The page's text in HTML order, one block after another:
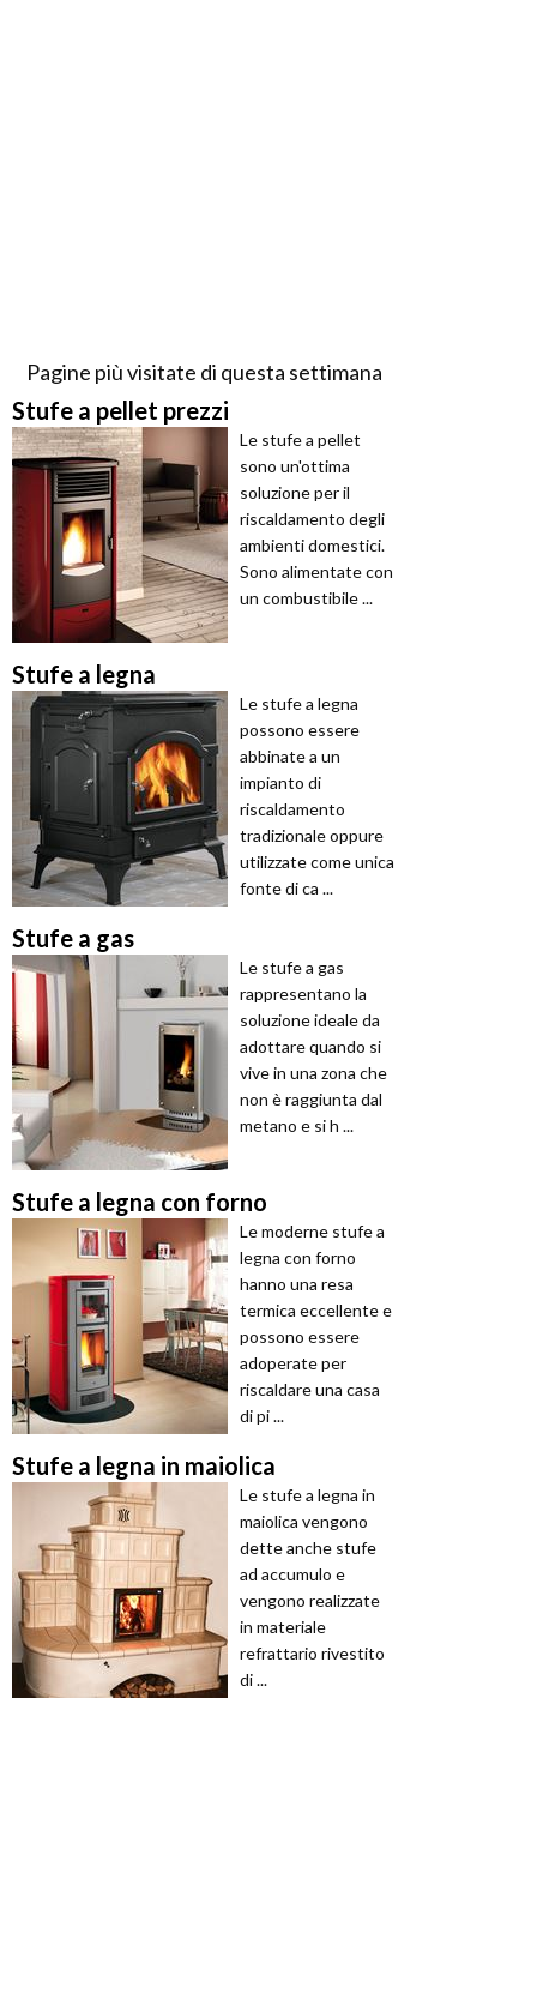
Pagine più visitate di questa settimana
Stufe a pellet prezzi
Le stufe a pellet
sono un'ottima
soluzione per il
riscaldamento degli
ambienti domestici.
Sono alimentate con
un combustibile ...
Stufe a legna
Le stufe a legna
possono essere
abbinate a un
impianto di
riscaldamento
tradizionale oppure
utilizzate come unica
fonte di ca ...
Stufe a gas
Le stufe a gas
rappresentano la
soluzione ideale da
adottare quando si
vive in una zona che
non è raggiunta dal
metano e si h ...
Stufe a legna con forno
Le moderne stufe a
legna con forno
hanno una resa
termica eccellente e
possono essere
adoperate per
riscaldare una casa
di pi ...
Stufe a legna in maiolica
Le stufe a legna in
maiolica vengono
dette anche stufe
ad accumulo e
vengono realizzate
in materiale
refrattario rivestito
di ...